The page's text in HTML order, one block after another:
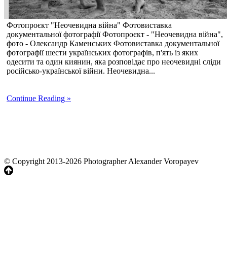
Фотопроєкт "Неочевидна війна" Фотовиставка
документальної фотографії Фотопроєкт - "Неочевидна війна",
фото - Олександр Каменських Фотовиставка документальної
фотографії шести українських фотографів, п'ять із яких
одесити та один киянин, яка розповідає про неочевидні сліди
російсько-української війни. Неочевидна...
Continue Reading »
© Copyright 2013-2026 Photographer Alexander Voropayev